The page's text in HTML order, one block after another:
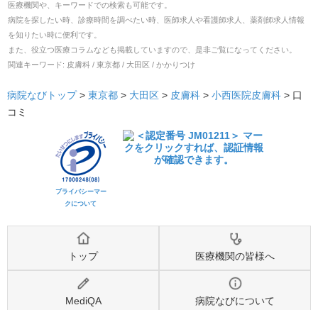
医療機関や、キーワードでの検索も可能です。
病院を探したい時、診療時間を調べたい時、医師求人や看護師求人、薬剤師求人情報
を知りたい時に便利です。
また、役立つ医療コラムなども掲載していますので、是非ご覧になってください。
関連キーワード: 皮膚科 / 東京都 / 大田区 / かかりつけ
病院なびトップ > 東京都 > 大田区 > 皮膚科 > 小西医院皮膚科 > 口
コミ
プライバシーマー
クについて
トップ 医療機関の皆様へ
MediQA 病院なびについて